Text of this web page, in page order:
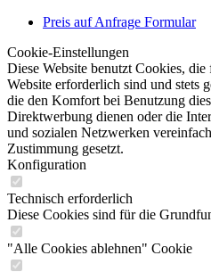
Preis auf Anfrage Formular
Cookie-Einstellungen
Diese Website benutzt Cookies,
Website erforderlich sind und stets
die den Komfort bei Benutzung
Direktwerbung dienen oder die
und sozialen Netzwerken
Zustimmung gesetzt.
Konfiguration
Technisch erforderlich
Diese Cookies sind für die
"Alle Cookies ablehnen" Cookie